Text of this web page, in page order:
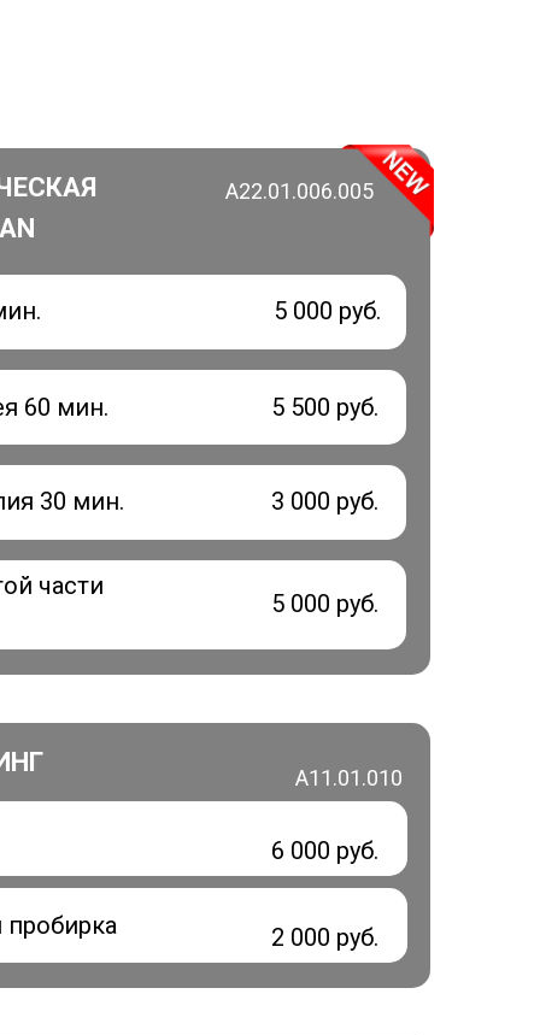
6 000 руб.
2 000 руб.
А11.01.010
части
60 мин.
30 мин.
5 500 руб.
3 000 руб.
5 000 руб.
5 000 руб.
А22.01.006.005